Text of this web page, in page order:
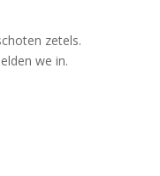
zetels.
we in.